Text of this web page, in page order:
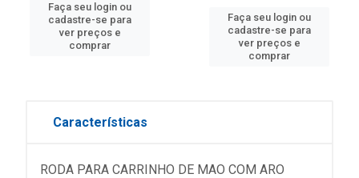
Faça seu login ou
cadastre-se para
ver preços e
comprar
Faça seu login ou
cadastre-se para
ver preços e
comprar
Características
RODA PARA CARRINHO DE MAO COM ARO